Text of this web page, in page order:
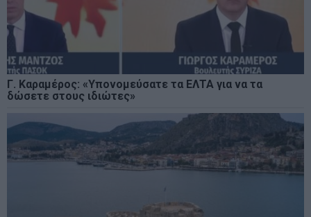
Γ. Καραμέρος: «Υπονομεύσατε τα ΕΛΤΑ για να τα
δώσετε στους ιδιώτες»